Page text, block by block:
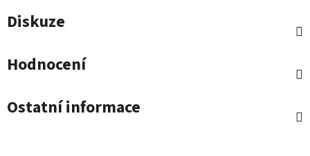
Diskuze
Hodnocení
Ostatní informace